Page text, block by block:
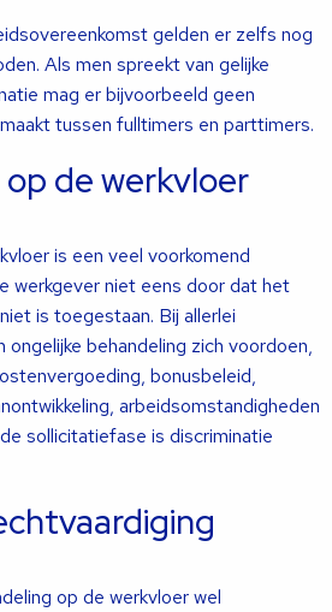
gelden er zelfs nog
Als men spreekt van gelijke
mag er bijvoorbeeld geen
tussen fulltimers en parttimers.
de werkvloer
is een veel voorkomend
werkgever niet eens door dat het
is toegestaan. Bij allerlei
ongelijke behandeling zich voordoen,
bonusbeleid,
arbeidsomstandigheden
sollicitatiefase is discriminatie
op de werkvloer wel